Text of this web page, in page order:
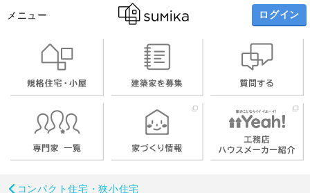
メニュー ログイン
コンパクト住宅・狭小住宅